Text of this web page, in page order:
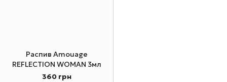
Распив Amouage
REFLECTION WOMAN 3мл
360 грн